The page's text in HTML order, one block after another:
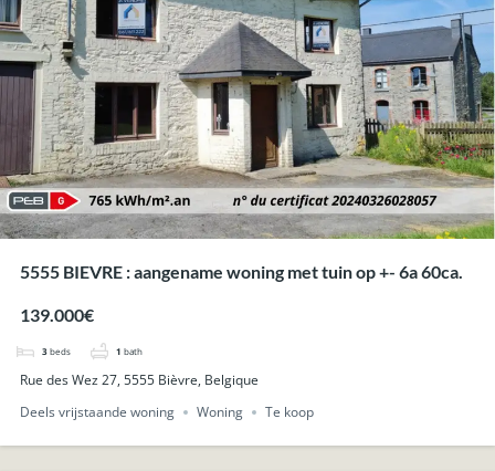
5555 BIEVRE : aangename woning met tuin op +- 6a 60ca.
139.000€
3 beds 1 bath
Rue des Wez 27, 5555 Bièvre, Belgique
Deels vrijstaande woning
Woning Te koop